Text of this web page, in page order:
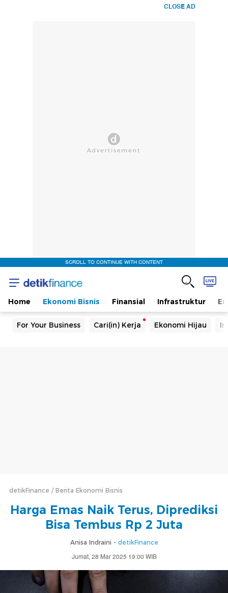
CLOSE AD
SCROLL TO CONTINUE WITH CONTENT
Home Ekonomi Bisnis Finansial Infrastruktur
For Your Business Cari(in) Kerja Ekonomi Hijau
detikFinance Berita Ekonomi Bisnis
Harga Emas Naik Terus, Diprediksi
Bisa Tembus Rp 2 Juta
Anisa Indraini - detikFinance
Jumat, 28 Mar 2025 19:00 WIB